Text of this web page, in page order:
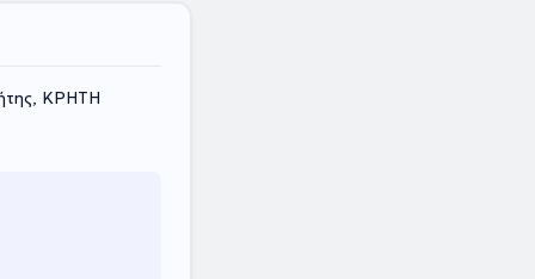
ΚΡΗΤΗ